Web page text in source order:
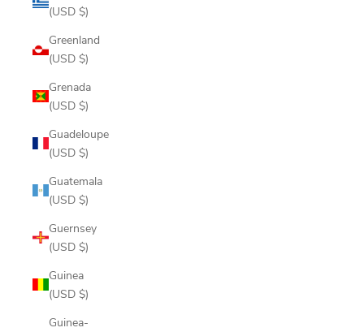
(USD $)
Greenland
(USD $)
Grenada
(USD $)
Guadeloupe
(USD $)
Guatemala
(USD $)
Guernsey
(USD $)
Guinea
(USD $)
Guinea-